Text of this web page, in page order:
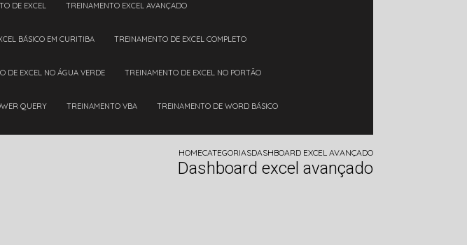
DE EXCEL TREINAMENTO EXCEL AVANÇADO
BÁSICO EM CURITIBA TREINAMENTO DE EXCEL COMPLETO
DE EXCEL NO ÁGUA VERDE TREINAMENTO DE EXCEL NO PORTÃO
QUERY TREINAMENTO VBA TREINAMENTO DE WORD BÁSICO
HOMECATEGORIASDASHBOARD EXCEL AVANÇADO
Dashboard excel avançado